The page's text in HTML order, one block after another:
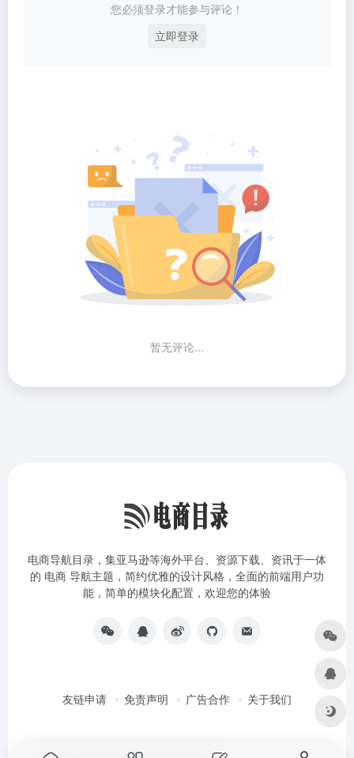
您必须登录才能参与评论！
立即登录
暂无评论...
电商导航目录，集亚马逊等海外平台、资源下载、资讯于一体
的 电商 导航主题，简约优雅的设计风格，全面的前端用户功
能，简单的模块化配置，欢迎您的体验
友链申请 免责声明 广告合作 关于我们